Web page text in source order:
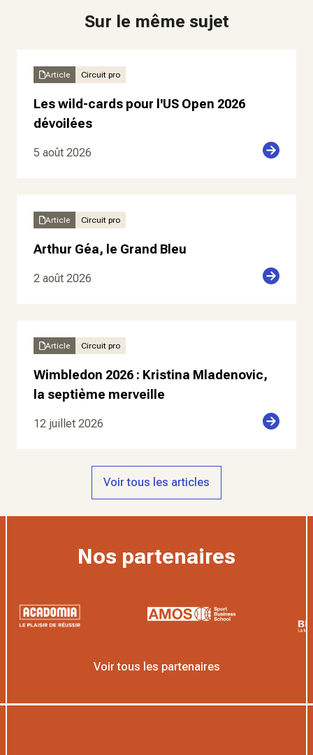
Sur le même sujet
Article Circuit pro
Les wild-cards pour l'US Open 2026
dévoilées
5 août 2026
Article Circuit pro
Arthur Géa, le Grand Bleu
2 août 2026
Article Circuit pro
Wimbledon 2026 : Kristina Mladenovic,
la septième merveille
12 juillet 2026
Voir tous les articles
Nos partenaires
Voir tous les partenaires